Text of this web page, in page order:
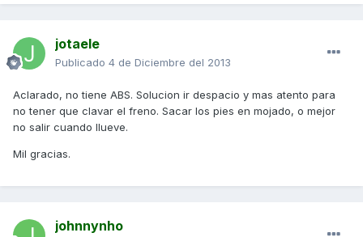
jotaele
Publicado 4 de Diciembre del 2013
Aclarado, no tiene ABS. Solucion ir despacio y mas atento para
no tener que clavar el freno. Sacar los pies en mojado, o mejor
no salir cuando llueve.
Mil gracias.
johnnynho